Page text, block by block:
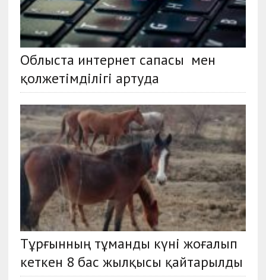
Облыста интернет сапасы мен
қолжетімділігі артуда
Тұрғынның тұманды күні жоғалып
кеткен 8 бас жылқысы қайтарылды